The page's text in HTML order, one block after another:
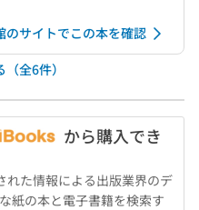
のサイトでこの本を確認
全6件）
から購入でき
れた情報による出版業界のデ
紙の本と電子書籍を検索す